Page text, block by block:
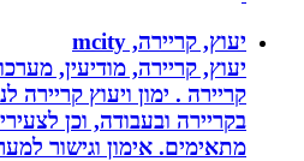
יעוץ, קריירה, mcity
יעוץ, קריירה, מודיעין, מערכות
קריירה . ימון ויעוץ קריירה
בקריירה ובעבודה, וכן לצעירים
מתאימים. אימון וגישור